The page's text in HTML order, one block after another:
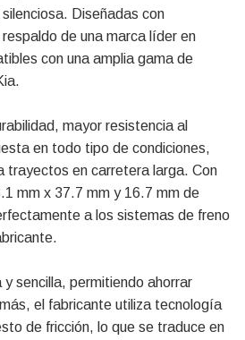
Diseñadas con
de una marca líder en
con una amplia gama de
mayor resistencia al
en todo tipo de condiciones,
trayectos en carretera larga. Con
mm x 37.7 mm y 16.7 mm de
a los sistemas de freno
sencilla, permitiendo ahorrar
el fabricante utiliza tecnología
de fricción, lo que se traduce en